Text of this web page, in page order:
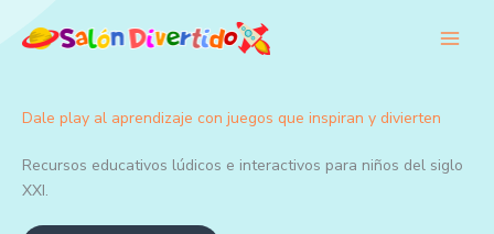
Dale play al aprendizaje con juegos que inspiran y divierten
Recursos educativos lúdicos e interactivos para niños del siglo
XXI.